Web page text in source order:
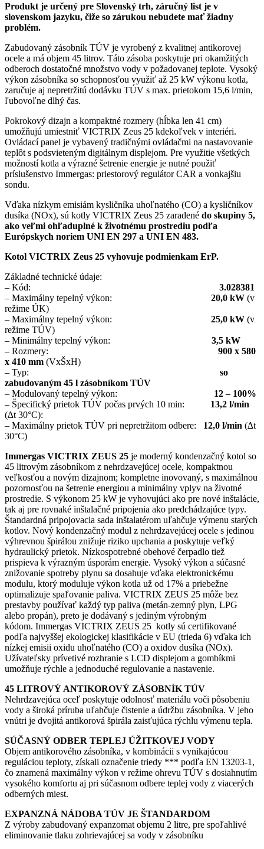
Produkt je určený pre Slovenský trh, záručný list je v
slovenskom jazyku, čiže so zárukou nebudete mať žiadny
problém.
Zabudovaný zásobník TÚV je vyrobený z kvalitnej antikorovej
ocele a má objem 45 litrov. Táto zásoba poskytuje pri okamžitých
odberoch dostatočné množstvo vody v požadovanej teplote. Vysoký
výkon zásobníka so schopnosťou využiť až 25 kW výkonu kotla,
zaručuje aj nepretržitú dodávku TÚV s max. prietokom 15,6 l/min,
ľubovoľne dlhý čas.
Pokrokový dizajn a kompaktné rozmery (hĺbka len 41 cm)
umožňujú umiestniť VICTRIX Zeus 25 kdekoľvek v interiéri.
Ovládací panel je vybavený tradičnými ovládačmi na nastavovanie
teplôt s podsvieteným digitálnym displejom. Pre využitie všetkých
možností kotla a výrazné šetrenie energie je nutné použiť
príslušenstvo Immergas: priestorový regulátor CAR a vonkajšiu
sondu.
Vďaka nízkym emisiám kysličníka uhoľnatého (CO) a kysličníkov
dusíka (NOx), sú kotly VICTRIX Zeus 25 zaradené do skupiny 5,
ako veľmi ohľaduplné k životnému prostrediu podľa
Európskych noriem UNI EN 297 a UNI EN 483.
Kotol VICTRIX Zeus 25 vyhovuje podmienkam ErP.
Základné technické údaje:
– Kód:
3.028381
– Maximálny tepelný výkon:
20,0 kW (v
režime ÚK)
– Maximálny tepelný výkon:
25,0 kW (v
režime TÚV)
– Minimálny tepelný výkon:
3,5 kW
– Rozmery:
900 x 580
x 410 mm (VxŠxH)
– Typ:
so
zabudovaným 45 l zásobníkom TÚV
– Modulovaný tepelný výkon:
12 – 100%
– Špecifický prietok TÚV počas prvých 10 min:
13,2 l/min
(∆t 30°C):
– Maximálny prietok TÚV pri nepretržitom odbere: 12,0 l/min (∆t
30°C)
Immergas VICTRIX ZEUS 25 je moderný kondenzačný kotol so
45 litrovým zásobníkom z nehrdzavejúcej ocele, kompaktnou
veľkosťou a novým dizajnom; kompletne inovovaný, s maximálnou
pozornosťou na šetrenie energiou a minimálny vplyv na životné
prostredie. S výkonom 25 kW je vyhovujúci ako pre nové inštalácie,
tak aj pre rovnaké inštalačné pripojenia ako predchádzajúce typy.
Štandardná pripojovacia sada inštalatérom uľahčuje výmenu starých
kotlov. Nový kondenzačný modul z nehrdzavejúcej ocele s jedinou
výhrevnou špirálou znižuje riziko upchania a poskytuje veľký
hydraulický prietok. Nízkospotrebné obehové čerpadlo tiež
prispieva k výrazným úsporám energie. Vysoký výkon a súčasné
znižovanie spotreby plynu sa dosahuje vďaka elektronickému
modulu, ktorý moduluje výkon kotla už od 17% a priebežne
optimalizuje spaľovanie paliva. VICTRIX ZEUS 25 môže bez
prestavby používať každý typ paliva (metán-zemný plyn, LPG
alebo propán), preto je dodávaný s jediným výrobným
kódom. Immergas VICTRIX ZEUS 25 kotly sú certifikované
podľa najvyššej ekologickej klasifikácie v EU (trieda 6) vďaka ich
nízkej emisii oxidu uhoľnatého (CO) a oxidov dusíka (NOx).
Užívateľsky prívetivé rozhranie s LCD displejom a gombíkmi
umožňuje rýchle a jednoduché regulovanie a nastavenie.
45 LITROVÝ ANTIKOROVÝ ZÁSOBNÍK TÚV
Nehrdzavejúca oceľ poskytuje odolnosť materiálu voči pôsobeniu
vody a široká príruba uľahčuje čistenie a údržbu zásobníka. V jeho
vnútri je dvojitá antikorová špirála zaisťujúca rýchlu výmenu tepla.
SÚČASNÝ ODBER TEPLEJ ÚŽITKOVEJ VODY
Objem antikorového zásobníka, v kombinácii s vynikajúcou
reguláciou teploty, získali označenie triedy *** podľa EN 13203-1,
čo znamená maximálny výkon v režime ohrevu TÚV s dosiahnutím
vysokého komfortu aj pri súčasnom odbere teplej vody z viacerých
odberných miest.
EXPANZNÁ NÁDOBA TÚV JE ŠTANDARDOM
Z výroby zabudovaný expanzomat objemu 2 litre, pre spoľahlivé
eliminovanie tlaku zohrievajúcej sa vody v zásobníku